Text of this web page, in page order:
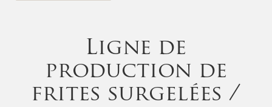
Ligne de
production de
frites surgelées /